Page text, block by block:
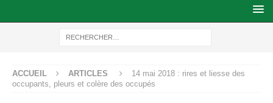
ACCUEIL ARTICLES
14 mai 2018 : rires et liesse des
occupants, pleurs et colère des occupés